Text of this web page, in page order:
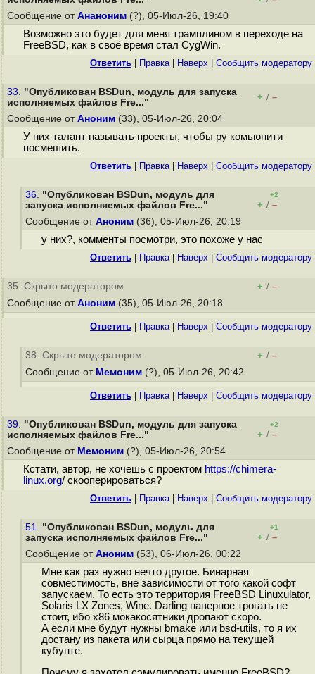
Сообщение от Ананоним (?), 05-Июл-26, 19:40
Возможно это будет для меня трамплином в переходе на
FreeBSD, как в своё время стал CygWin.
Ответить Правка| Наверх Cообщить модератору
33. "Опубликован BSDun, модуль для запуска
исполняемых файлов Fre..."
+ / –
Сообщение от Аноним (33), 05-Июл-26, 20:04
У них талант называть проекты, чтобы ру комьюнити
посмешить.
Ответить Правка| Наверх Cообщить модератору
36. "Опубликован BSDun, модуль для
запуска исполняемых файлов Fre..."
+2
+ / –
Сообщение от Аноним (36), 05-Июл-26, 20:19
у них?, комменты посмотри, это похоже у нас
Ответить Правка| Наверх Cообщить модератору
35. Скрыто модератором + / –
Сообщение от Аноним (35), 05-Июл-26, 20:18
Ответить Правка| Наверх Cообщить модератору
38. Скрыто модератором + / –
Сообщение от Мемоним (?), 05-Июл-26, 20:42
Ответить Правка| Наверх Cообщить модератору
39. "Опубликован BSDun, модуль для запуска
исполняемых файлов Fre..."
+2
+ / –
Сообщение от Мемоним (?), 05-Июл-26, 20:54
Кстати, автор, не хочешь с проектом https://chimera-
linux.org/ скооперироваться?
Ответить Правка| Наверх Cообщить модератору
51. "Опубликован BSDun, модуль для
запуска исполняемых файлов Fre..."
+1
+ / –
Сообщение от Аноним (53), 06-Июл-26, 00:22
Мне как раз нужно нечто другое. Бинарная
совместимость, вне зависимости от того какой софт
запускаем. То есть это территория FreeBSD Linuxulator,
Solaris LX Zones, Wine. Darling наверное трогать не
стоит, ибо х86 мокакосятники дропают скоро.
А если мне будут нужны bmake или bsd-utils, то я их
достану из пакета или сырца прямо на текущей
кубунте.